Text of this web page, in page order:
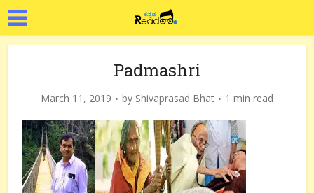
Padmashri
March 11, 2019 by Shivaprasad Bhat 1 min read